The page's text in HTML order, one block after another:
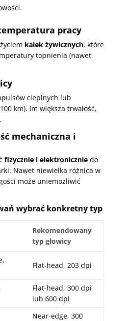
pracy
kalek żywicznych, które
topnienia (nawet
cieplnych lub
km). Im większa trwałość,
mechaniczna i
fizycznie i elektroniczniedo
Nawet niewielka różnica w
może uniemożliwić
wybrać konkretny typ
Rekomendowany
typ głowicy
Flat‑head, 203 dpi
Flat‑head, 300 dpi
lub 600 dpi
Near‑edge, 300